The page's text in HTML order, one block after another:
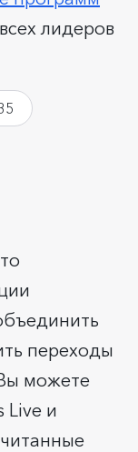
лидеров
переходы
можете
Live и